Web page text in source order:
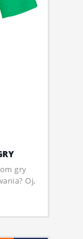
gry
Oj,